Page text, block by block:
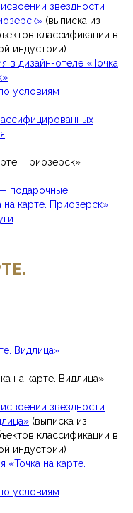
звездности
(выписка из
классификации в
индустрии)
в дизайн-отеле «Точка
условиям
Приозерск»
подарочные
на карте. Приозерск»
Видлица»
на карте. Видлица»
звездности
(выписка из
классификации в
индустрии)
«Точка на карте.
условиям